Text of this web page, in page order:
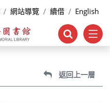
網站導覽 續借 English
返回上一層